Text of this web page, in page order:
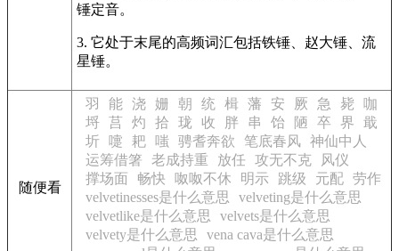
锤定音。
3. 它处于末尾的高频词汇包括铁锤、赵大锤、流
星锤。
随便看
羽 能 浇 姗 朝 统 楫 藩 安 厥 急 毙
咖
埒 莒 灼 拾 珑 收 胖 串 饴 陋 卒 界
戢
圻
嚏 耙 嗤 骋耆奔欲 笔底春风 神仙中人
运筹借箸
老成持重 放任 攻无不克
风仪
撑场面
畅快 呶呶不休 明示 跳级 元配 劳作
velvetinesses是什么意思
velveting是什么意思
velvetlike是什么意思
velvets是什么意思
velvety是什么意思
vena cava是什么意思